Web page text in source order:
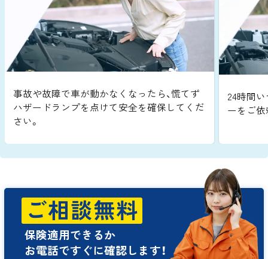
事故や故障で車が動かなくなったら、慌てず
ハザードランプを点けて安全を確保してくだ
さい。
24時間い
ーをご依
ご相談無料
保険適用できるか
お電話ですぐに確認します！